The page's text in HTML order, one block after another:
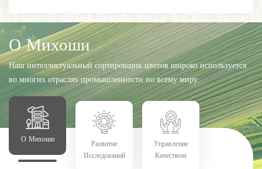
различных потребностей. Он подходит для сортировки и
сортировки различных зерновых материалов, таких как
кукуруза, пшеница, соевые бобы, красная фасоль, маш,
чечевица, белая фасоль, молочная фасоль, фасоль, нут, арахис,
киноа, просо, кунжут, овес, ячмень, ячмень, сорго и т. д.
Эффективное удаление примесей, таких как обесцвеченные
частицы, заплесневелые частицы, блоки почвы, мелкие камни,
стекло, осушители и т. д. Он обладает характеристиками
стабильной высокоточной сортировочной системы, высокой
производительности, энергосбережения, простоты
Эксплуатация, удобное использование и длительный срок
О Михоши
Наш интеллектуальный сортировщик цветов широко используется
во многих отраслях промышленности по всему миру.
О Михоши
Развитие
Исследований
Управление
Качеством